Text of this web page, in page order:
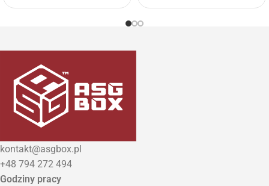
kontakt@asgbox.pl
+48 794 272 494
Godziny pracy